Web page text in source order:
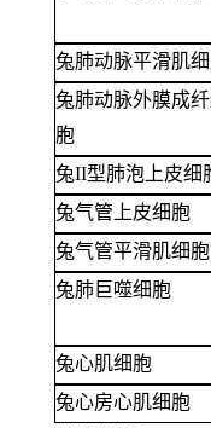
兔肺动脉平滑肌
兔肺动脉外膜成
胞
兔II型肺泡上皮细
兔气管上皮细胞
兔气管平滑肌细胞
兔肺巨噬细胞
兔心肌细胞
兔心房心肌细胞